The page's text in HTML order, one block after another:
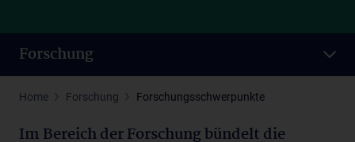
Forschung
Home Forschung Forschungsschwerpunkte
Im Bereich der Forschung bündelt die